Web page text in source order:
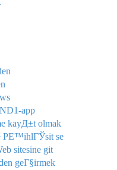
app
kayД±t olmak
PЕ™ihlГЎsit se
sitesine git
geГ§irmek